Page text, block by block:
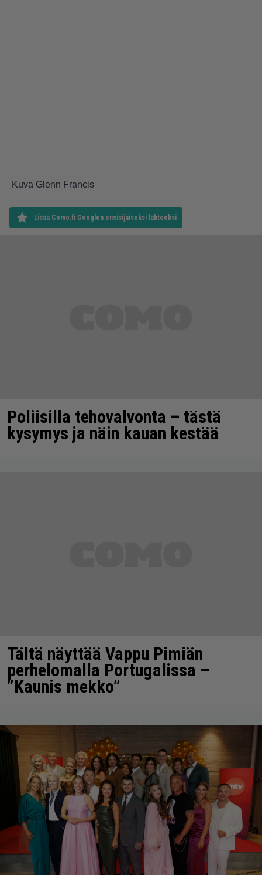
Kuva Glenn Francis
Lisää Como.fi Googlen ensisijaiseksi lähteeksi
Poliisilla tehovalvonta – tästä
kysymys ja näin kauan kestää
Tältä näyttää Vappu Pimiän
perhelomalla Portugalissa –
”Kaunis mekko”